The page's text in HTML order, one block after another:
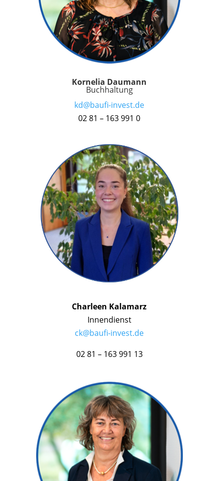
Kornelia Daumann
Buchhaltung
kd@baufi-invest.de
02 81 – 163 991 0
Charleen Kalamarz
Innendienst
ck@baufi-invest.de
02 81 – 163 991 13